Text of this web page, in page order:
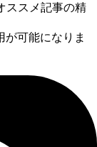
ススメ記事の精
可能になりま